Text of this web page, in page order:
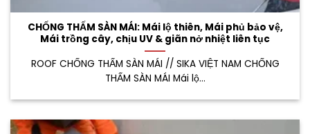
CHỐNG THẤM SÀN MÁI: Mái lộ thiên, Mái phủ bảo vệ,
Mái trồng cây, chịu UV & giãn nở nhiệt liên tục
ROOF CHỐNG THẤM SÀN MÁI // SIKA VIỆT NAM CHỐNG
THẤM SÀN MÁI Mái lộ...